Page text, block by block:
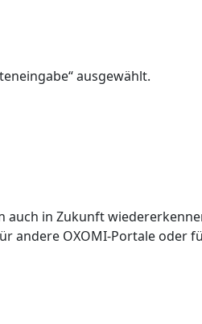
ausgewählt.
auch in Zukunft
andere OXOMI-Portale oder